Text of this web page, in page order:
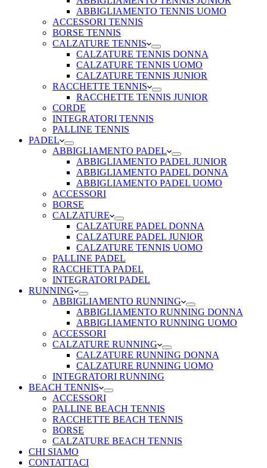
ABBIGLIAMENTO TENNIS UOMO
ACCESSORI TENNIS
BORSE TENNIS
CALZATURE TENNIS
CALZATURE TENNIS DONNA
CALZATURE TENNIS UOMO
CALZATURE TENNIS JUNIOR
RACCHETTE TENNIS
RACCHETTE TENNIS JUNIOR
CORDE
INTEGRATORI TENNIS
PALLINE TENNIS
PADEL
ABBIGLIAMENTO PADEL
ABBIGLIAMENTO PADEL JUNIOR
ABBIGLIAMENTO PADEL DONNA
ABBIGLIAMENTO PADEL UOMO
ACCESSORI
BORSE
CALZATURE
CALZATURE PADEL DONNA
CALZATURE PADEL JUNIOR
CALZATURE TENNIS UOMO
PALLINE PADEL
RACCHETTA PADEL
INTEGRATORI PADEL
RUNNING
ABBIGLIAMENTO RUNNING
ABBIGLIAMENTO RUNNING DONNA
ABBIGLIAMENTO RUNNING UOMO
ACCESSORI
CALZATURE RUNNING
CALZATURE RUNNING DONNA
CALZATURE RUNNING UOMO
INTEGRATORI RUNNING
BEACH TENNIS
ACCESSORI
PALLINE BEACH TENNIS
RACCHETTE BEACH TENNIS
BORSE
CALZATURE BEACH TENNIS
CHI SIAMO
CONTATTACI